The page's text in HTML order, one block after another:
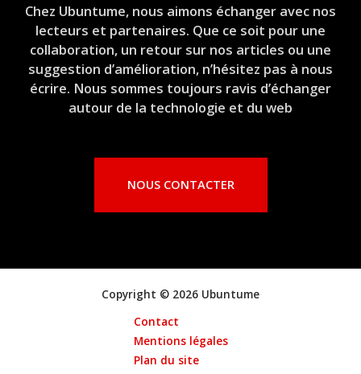
Chez Ubuntume, nous aimons échanger avec nos
lecteurs et partenaires. Que ce soit pour une
collaboration, un retour sur nos articles ou une
suggestion d’amélioration, n’hésitez pas à nous
écrire. Nous sommes toujours ravis d’échanger
autour de la technologie et du web
NOUS CONTACTER
Copyright © 2026 Ubuntume
Contact
Mentions légales
Plan du site